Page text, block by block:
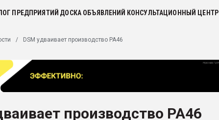
выходит на
рынке
ПРЕДПРИЯТИЙ ДОСКА ОБЪЯВЛЕНИЙ КОНСУЛЬТАЦИОННЫЙ ЦЕНТР
DSM удваивает производство PA46
производство PA46